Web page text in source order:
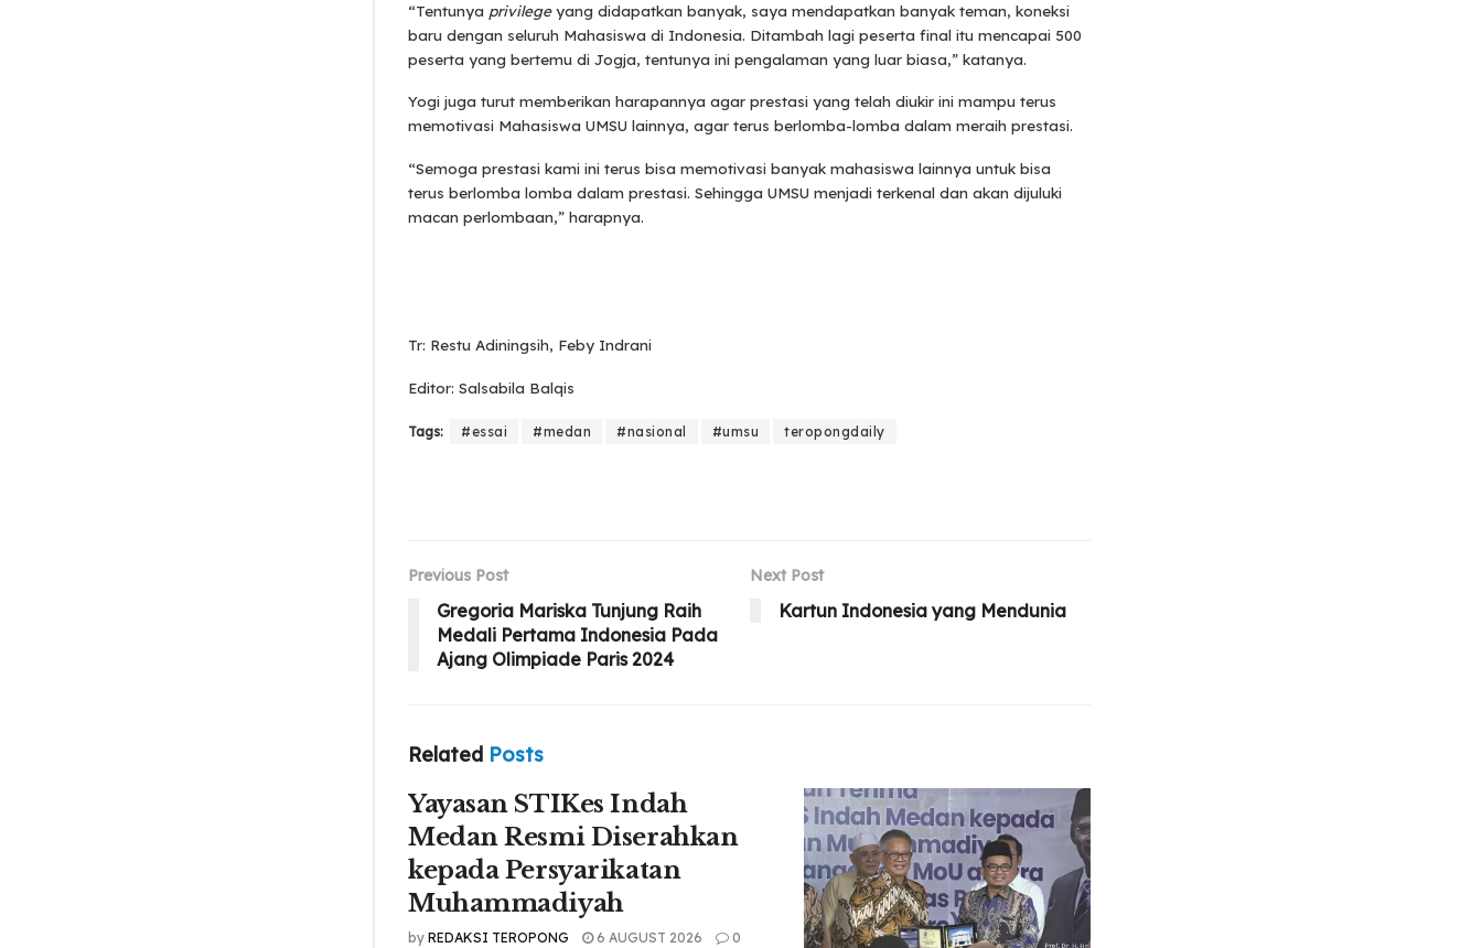
“Tentunya privilegeyang didapatkan banyak, saya mendapatkan banyak teman, koneksi
baru dengan seluruh Mahasiswa di Indonesia. Ditambah lagi peserta final itu mencapai 500
peserta yang bertemu di Jogja, tentunya ini pengalaman yang luar biasa,” katanya.
Yogi juga turut memberikan harapannya agar prestasi yang telah diukir ini mampu terus
memotivasi Mahasiswa UMSU lainnya, agar terus berlomba-lomba dalam meraih prestasi.
“Semoga prestasi kami ini terus bisa memotivasi banyak mahasiswa lainnya untuk bisa
terus berlomba lomba dalam prestasi. Sehingga UMSU menjadi terkenal dan akan dijuluki
macan perlombaan,” harapnya.
Tr: Restu Adiningsih, Feby Indrani
Editor: Salsabila Balqis
Tags: #essai #medan #nasional #umsu teropongdaily
Previous Post
Gregoria Mariska Tunjung Raih
Medali Pertama Indonesia Pada
Ajang Olimpiade Paris 2024
Next Post
Kartun Indonesia yang Mendunia
Related Posts
Yayasan STIKes Indah
Medan Resmi Diserahkan
kepada Persyarikatan
Muhammadiyah
by REDAKSI TEROPONG 6 AUGUST 2026 0